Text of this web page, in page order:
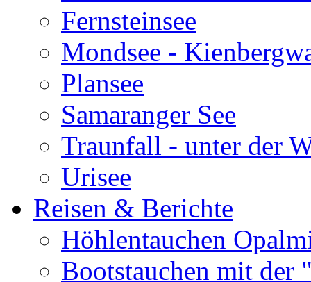
Fernsteinsee
Mondsee -
Plansee
Samaranger See
Traunfall - unter der
Urisee
Reisen & Berichte
Höhlentauchen
Bootstauchen mit